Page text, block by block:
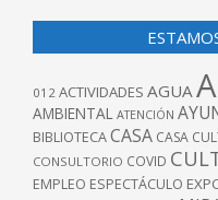
012 ACTIVIDADES AGUA
AMBIENTAL ATENCIÓN
BIBLIOTECACASA CASA
CONSULTORIO COVID
EMPLEO ESPECTÁCULO